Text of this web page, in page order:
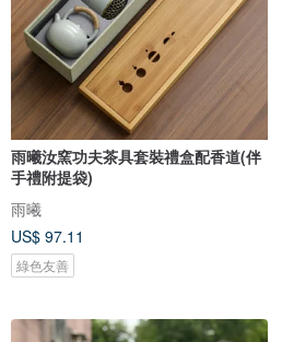
雨曦汝窯功夫茶具套裝禮盒配香道(伴
手禮附提袋)
雨曦
US$ 97.11
綠色友善